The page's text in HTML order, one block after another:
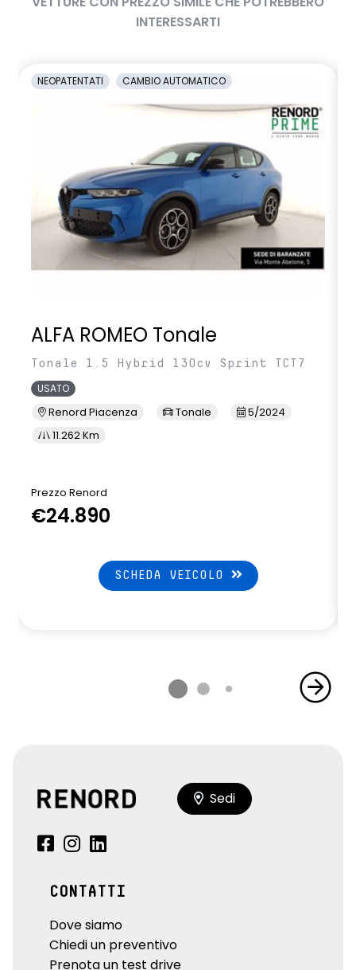
shark antenna
INTERESSARTI
NEOPATENTATI CAMBIO AUTOMATICO
ALFA ROMEO Tonale
Tonale 1.5 Hybrid 130cv Sprint TCT7
USATO
Renord Piacenza Tonale
5/2024
11.262 Km
Prezzo Renord
€24.890
SCHEDA VEICOLO
Sedi
CONTATTI
Dove siamo
Chiedi un preventivo
Prenota un test drive